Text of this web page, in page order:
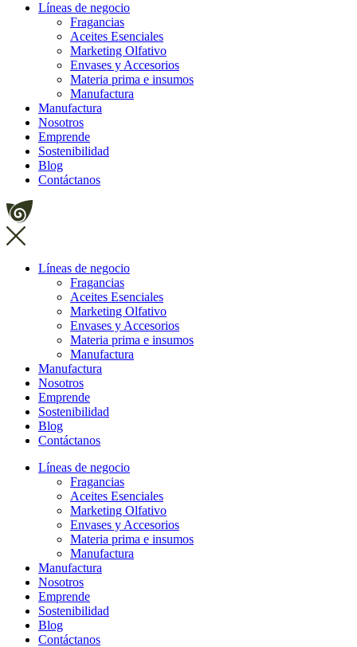
Líneas de negocio
Fragancias
Aceites Esenciales
Marketing Olfativo
Envases y Accesorios
Materia prima e insumos
Manufactura
Manufactura
Nosotros
Emprende
Sostenibilidad
Blog
Contáctanos
Líneas de negocio
Fragancias
Aceites Esenciales
Marketing Olfativo
Envases y Accesorios
Materia prima e insumos
Manufactura
Manufactura
Nosotros
Emprende
Sostenibilidad
Blog
Contáctanos
Líneas de negocio
Fragancias
Aceites Esenciales
Marketing Olfativo
Envases y Accesorios
Materia prima e insumos
Manufactura
Manufactura
Nosotros
Emprende
Sostenibilidad
Blog
Contáctanos